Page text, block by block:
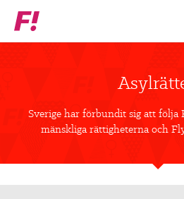
Feministiskt
initiativ
Sverige har förbundit sig att följa
mänskliga rättigheterna och